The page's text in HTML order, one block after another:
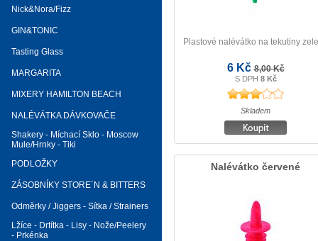
Nick&Nora/Fizz
GIN&TONIC
Tasting Glass
MARGARITA
MIXERY HAMILTON BEACH
NALÉVÁTKA DÁVKOVAČE
Shakery - Míchací Sklo - Moscow
Mule/Hrnky - Tiki
PODLOŽKY
ZÁSOBNÍKY STORE´N & BITTERS
Odměrky / Jiggers - Sítka / Strainers
Lžíce - Drtítka - Lisy - Nože/Peelery
- Prkénka
Plastové nalévátko na tekutiny
6 Kč8,00 Kč
S DPH 8 Kč
Skladem
Nalévátko červené